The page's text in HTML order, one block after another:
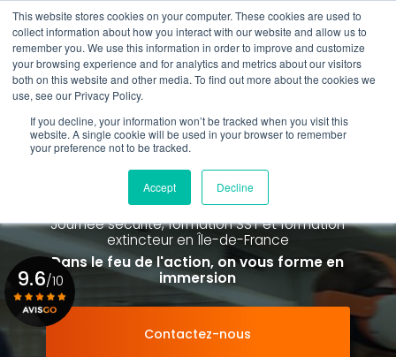
This website stores cookies on your computer. These cookies are used to
collect information about how you interact with our website and allow us to
remember you. We use this information in order to improve and customize
your browsing experience and for analytics and metrics about our visitors
both on this website and other media. To find out more about the cookies we
use, see our Privacy Policy.
If you decline, your information won’t be tracked when you visit this
website. A single cookie will be used in your browser to remember
your preference not to be tracked.
Accept Decline
Aller
au
contenu
principal
01 84 20 18 48
Rappel gratuit
Spécialiste de la formation SST et
de la Formation Incendie
à Paris La Défense depuis 2015
Journée sécurité, formation SST et formation
extincteuren Île-de-France
Dans le feu de l'action, on vous forme en
immersion
Contactez-nous
9.6/10
Voir le certificat